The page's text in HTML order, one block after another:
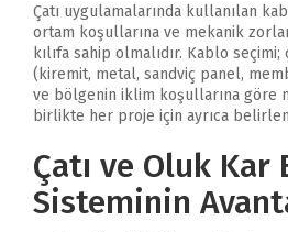
Çatı uygulamalarında kullanılan
ortam koşullarına ve mekanik
kılıfa sahip olmalıdır. Kablo
(kiremit, metal, sandviç panel,
ve bölgenin iklim koşullarına göre
birlikte her proje için ayrıca
Çatı ve Oluk Kar
Sisteminin